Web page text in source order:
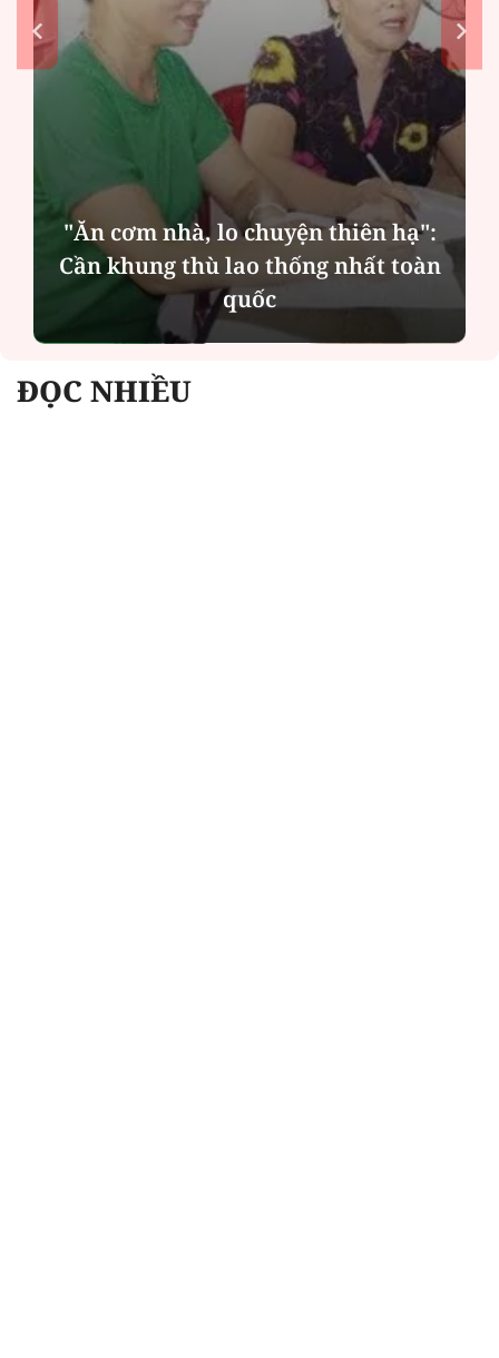
"Ăn cơm nhà, lo chuyện thiên hạ":
Cần khung thù lao thống nhất toàn
quốc
ĐỌC NHIỀU